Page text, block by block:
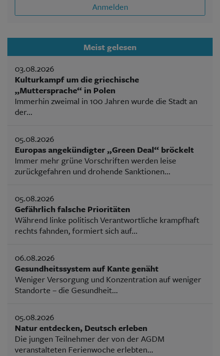
Anmelden
Meist gelesen
03.08.2026
Kulturkampf um die griechische
„Muttersprache“ in Polen
Immerhin zweimal in 100 Jahren wurde die Stadt an
der...
05.08.2026
Europas angekündigter „Green Deal“ bröckelt
Immer mehr grüne Vorschriften werden leise
zurückgefahren und drohende Sanktionen...
05.08.2026
Gefährlich falsche Prioritäten
Während linke politisch Verantwortliche krampfhaft
rechts fahnden, formiert sich auf...
06.08.2026
Gesundheitssystem auf Kante genäht
Weniger Versorgung und Konzentration auf weniger
Standorte – die Gesundheit...
05.08.2026
Natur entdecken, Deutsch erleben
Die jungen Teilnehmer der von der AGDM
veranstalteten Ferienwoche erlebten...